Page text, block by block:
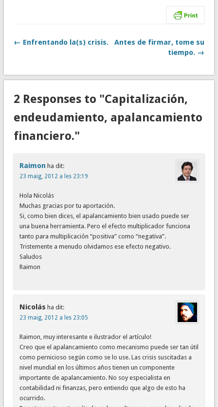
← Enfrentando la(s) crisis.
Antes de firmar, tome su
tiempo. →
2 Responses to "Capitalización,
endeudamiento, apalancamiento
financiero."
Raimon ha dit:
23 maig, 2012 a les 23:19
Hola Nicolás
Muchas gracias por tu aportación.
Si, como bien dices, el apalancamiento bien usado puede ser
una buena herramienta. Pero el efecto multiplicador funciona
tanto para multiplicación “positiva” como “negativa”.
Tristemente a menudo olvidamos ese efecto negativo.
Saludos
Raimon
Nicolás ha dit:
23 maig, 2012 a les 23:05
Raimon, muy interesante e ilustrador el artículo!
Creo que el apalancamiento como mecanismo puede ser tan útil
como pernicioso según como se lo use. Las crisis suscitadas a
nivel mundial en los últimos años tienen un componente
importante de apalancamiento. No soy especialista en
contabilidad ni finanzas, pero entiendo que algo de esto ha
ocurrido.